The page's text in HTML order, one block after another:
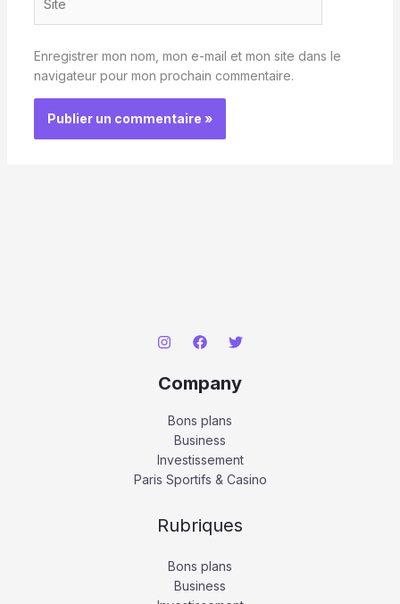
Enregistrer mon nom, mon e-mail et mon site dans le
navigateur pour mon prochain commentaire.
Company
Bons plans
Business
Investissement
Paris Sportifs & Casino
Rubriques
Bons plans
Business